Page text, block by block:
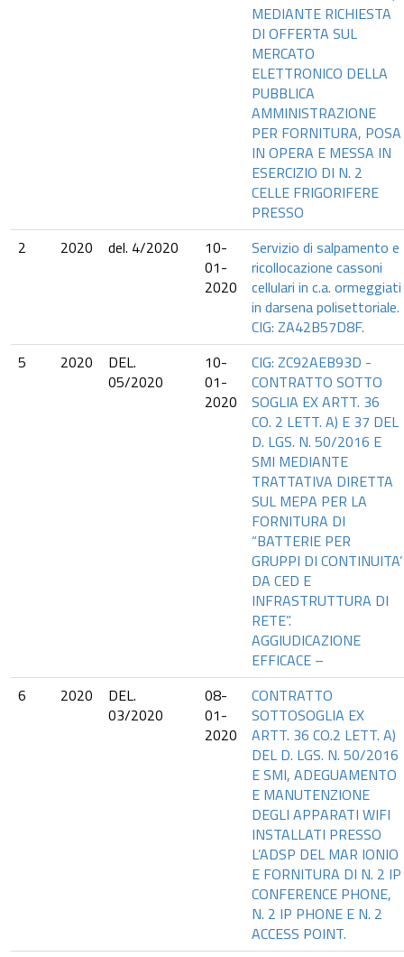
MEDIANTE RICHIESTA
DI OFFERTA SUL
MERCATO
ELETTRONICO DELLA
PUBBLICA
AMMINISTRAZIONE
PER FORNITURA, POSA
IN OPERA E MESSA IN
ESERCIZIO DI N. 2
CELLE FRIGORIFERE
PRESSO
2
2020 del. 4/2020
10-
01-
2020
Servizio di salpamento e
ricollocazione cassoni
cellulari in c.a. ormeggiati
in darsena polisettoriale.
CIG: ZA42B57D8F.
5
2020
DEL.
05/2020
10-
01-
2020
CIG: ZC92AEB93D -
CONTRATTO SOTTO
SOGLIA EX ARTT. 36
CO. 2 LETT. A) E 37 DEL
D. LGS. N. 50/2016 E
SMI MEDIANTE
TRATTATIVA DIRETTA
SUL MEPA PER LA
FORNITURA DI
“BATTERIE PER
GRUPPI DI CONTINUITA’
DA CED E
INFRASTRUTTURA DI
RETE”.
AGGIUDICAZIONE
EFFICACE –
6
2020
DEL.
03/2020
08-
01-
2020
CONTRATTO
SOTTOSOGLIA EX
ARTT. 36 CO.2 LETT. A)
DEL D. LGS. N. 50/2016
E SMI, ADEGUAMENTO
E MANUTENZIONE
DEGLI APPARATI WIFI
INSTALLATI PRESSO
L’ADSP DEL MAR IONIO
E FORNITURA DI N. 2 IP
CONFERENCE PHONE,
N. 2 IP PHONE E N. 2
ACCESS POINT.